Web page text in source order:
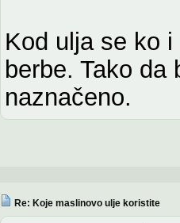
Kod ulja se ko
berbe. Tako da
naznačeno.
Re: Koje maslinovo ulje koristite